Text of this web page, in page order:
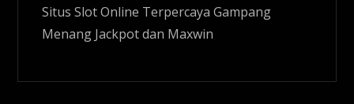
SitusSlot Online Terpercaya Gampang
Menang Jackpot dan Maxwin